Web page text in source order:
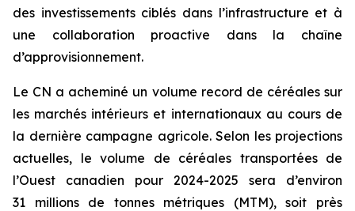
des investissements ciblés dans l’infrastructure et à
une collaboration proactive dans la chaîne
d’approvisionnement.
Le CN a acheminé un volume record de céréales sur
les marchés intérieurs et internationaux au cours de
la dernière campagne agricole. Selon les projections
actuelles, le volume de céréales transportées de
l’Ouest canadien pour 2024-2025 sera d’environ
31 millions de tonnes métriques (MTM), soit près